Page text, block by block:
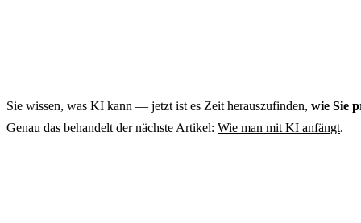
Sie wissen, was KI kann — jetzt ist es Zeit herauszufinden, wie Sie
Genau das behandelt der nächste Artikel: Wie man mit KI anfängt.